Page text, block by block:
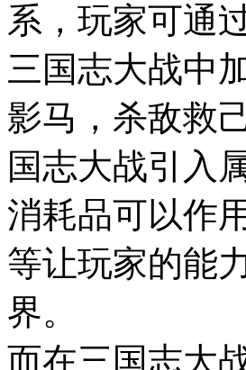
系，玩家可通
三国志大战中
影马，杀敌救
国志大战引入
消耗品可以作
等让玩家的能
界。
而在三国志大